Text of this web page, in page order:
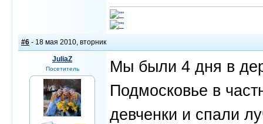
#6 - 18 мая 2010, вторник
JuliaZ
Посетитель
Мы были 4 дня в
Подмосковье в
девченки и спали